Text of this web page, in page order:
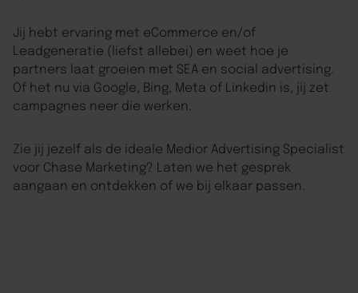
Jij hebt ervaring met eCommerce en/of
Leadgeneratie (liefst allebei) en weet hoe je
partners laat groeien met SEA en social advertising.
Of het nu via Google, Bing, Meta of Linkedin is, jij zet
campagnes neer die werken.
Zie jij jezelf als de ideale Medior Advertising Specialist
voor Chase Marketing? Laten we het gesprek
aangaan en ontdekken of we bij elkaar passen.